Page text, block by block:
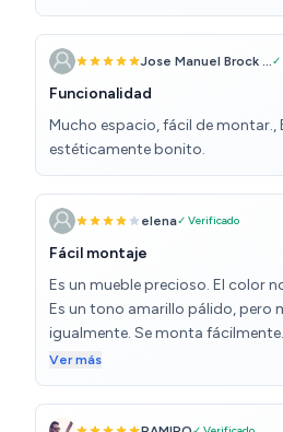
estupendo, muy chulo, con un
que aporta un aspecto nórdico
cualquier estancia. Además, tiene
capacidad para guardar
Jose Manuel Brock ... ✓
Funcionalidad
Mucho espacio, fácil de montar.,
estéticamente bonito.
elena✓ Verificado
Fácil montaje
Es un mueble precioso. El color
Es un tono amarillo pálido, pero
igualmente. Se monta
por el precio q tiene no se puede
Ver más